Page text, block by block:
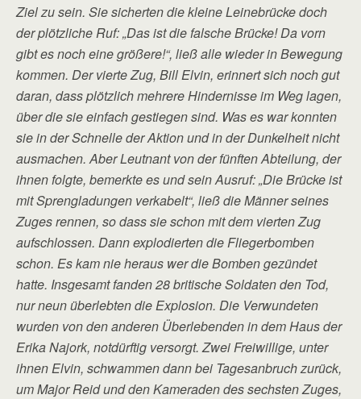
Ziel zu sein. Sie sicherten die kleine Leinebrücke doch
der plötzliche Ruf: „Das ist die falsche Brücke! Da vorn
gibt es noch eine größere!“, ließ alle wieder in Bewegung
kommen. Der vierte Zug, Bill Elvin, erinnert sich noch gut
daran, dass plötzlich mehrere Hindernisse im Weg lagen,
über die sie einfach gestiegen sind. Was es war konnten
sie in der Schnelle der Aktion und in der Dunkelheit nicht
ausmachen. Aber Leutnant von der fünften Abteilung, der
ihnen folgte, bemerkte es und sein Ausruf: „Die Brücke ist
mit Sprengladungen verkabelt“, ließ die Männer seines
Zuges rennen, so dass sie schon mit dem vierten Zug
aufschlossen. Dann explodierten die Fliegerbomben
schon. Es kam nie heraus wer die Bomben gezündet
hatte. Insgesamt fanden 28 britische Soldaten den Tod,
nur neun überlebten die Explosion. Die Verwundeten
wurden von den anderen Überlebenden in dem Haus der
Erika Najork, notdürftig versorgt. Zwei Freiwillige, unter
ihnen Elvin, schwammen dann bei Tagesanbruch zurück,
um Major Reid und den Kameraden des sechsten Zuges,